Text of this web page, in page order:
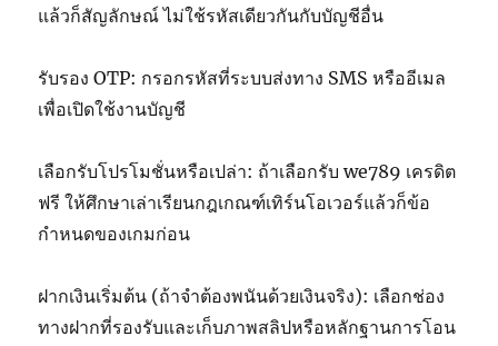
แล้วก็สัญลักษณ์ ไม่ใช้รหัสเดียวกันกับบัญชีอื่น
รับรอง OTP: กรอกรหัสที่ระบบส่งทาง SMS หรืออีเมล
เพื่อเปิดใช้งานบัญชี
เลือกรับโปรโมชั่นหรือเปล่า: ถ้าเลือกรับ we789 เครดิต
ฟรี ให้ศึกษาเล่าเรียนกฎเกณฑ์เทิร์นโอเวอร์แล้วก็ข้อ
กำหนดของเกมก่อน
ฝากเงินเริ่มต้น (ถ้าจำต้องพนันด้วยเงินจริง): เลือกช่อง
ทางฝากที่รองรับและเก็บภาพสลิปหรือหลักฐานการโอน